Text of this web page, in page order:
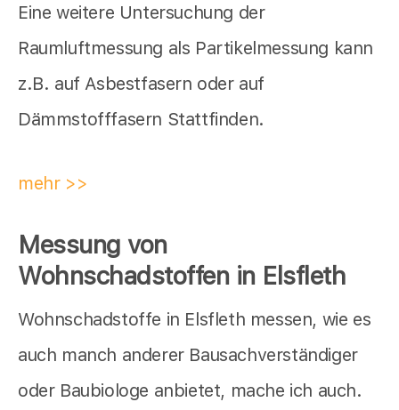
Eine weitere Untersuchung der
Raumluftmessung als Partikelmessung kann
z.B. auf Asbestfasern oder auf
Dämmstofffasern Stattfinden.
mehr >>
Messung von
Wohnschadstoffen in Elsfleth
Wohnschadstoffe in Elsfleth messen, wie es
auch manch anderer Bausachverständiger
oder Baubiologe anbietet, mache ich auch.